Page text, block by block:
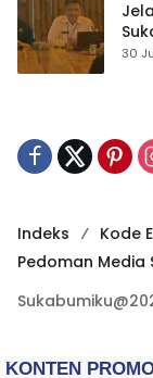
30
Indeks Kode
Pedoman Media